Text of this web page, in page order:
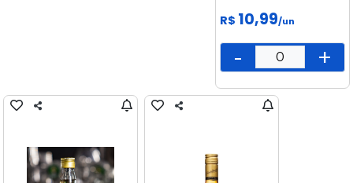
PADARIA
R$ 10,99/un
- +